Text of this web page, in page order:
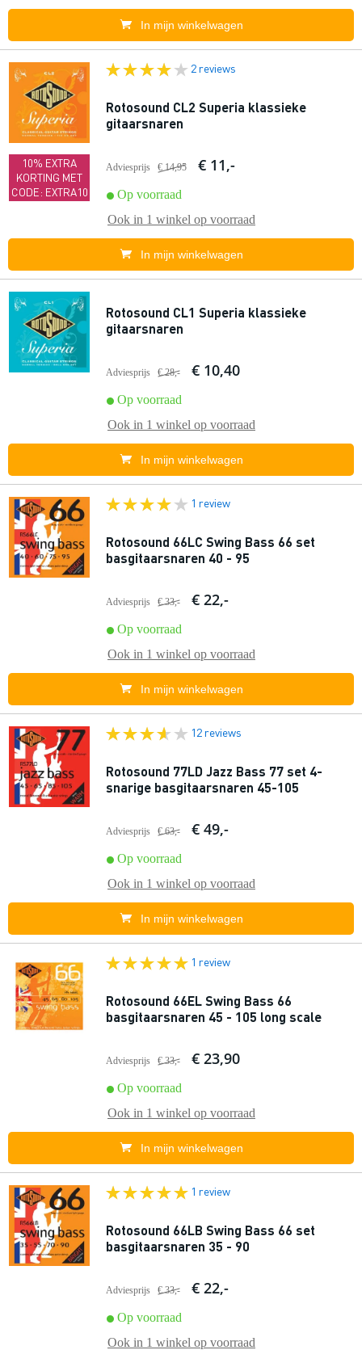
In mijn winkelwagen
10% EXTRA
KORTING MET
CODE: EXTRA10
2 reviews
Rotosound CL2 Superia klassieke
gitaarsnaren
Adviesprijs € 14,95 € 11,-
Op voorraad
Ook in 1 winkel op voorraad
In mijn winkelwagen
Rotosound CL1 Superia klassieke
gitaarsnaren
Adviesprijs € 28,- € 10,40
Op voorraad
Ook in 1 winkel op voorraad
In mijn winkelwagen
1 review
Rotosound 66LC Swing Bass 66 set
basgitaarsnaren 40 - 95
Adviesprijs € 33,- € 22,-
Op voorraad
Ook in 1 winkel op voorraad
In mijn winkelwagen
12 reviews
Rotosound 77LD Jazz Bass 77 set 4-
snarige basgitaarsnaren 45-105
Adviesprijs € 63,- € 49,-
Op voorraad
Ook in 1 winkel op voorraad
In mijn winkelwagen
1 review
Rotosound 66EL Swing Bass 66
basgitaarsnaren 45 - 105 long scale
Adviesprijs € 33,- € 23,90
Op voorraad
Ook in 1 winkel op voorraad
In mijn winkelwagen
1 review
Rotosound 66LB Swing Bass 66 set
basgitaarsnaren 35 - 90
Adviesprijs € 33,- € 22,-
Op voorraad
Ook in 1 winkel op voorraad